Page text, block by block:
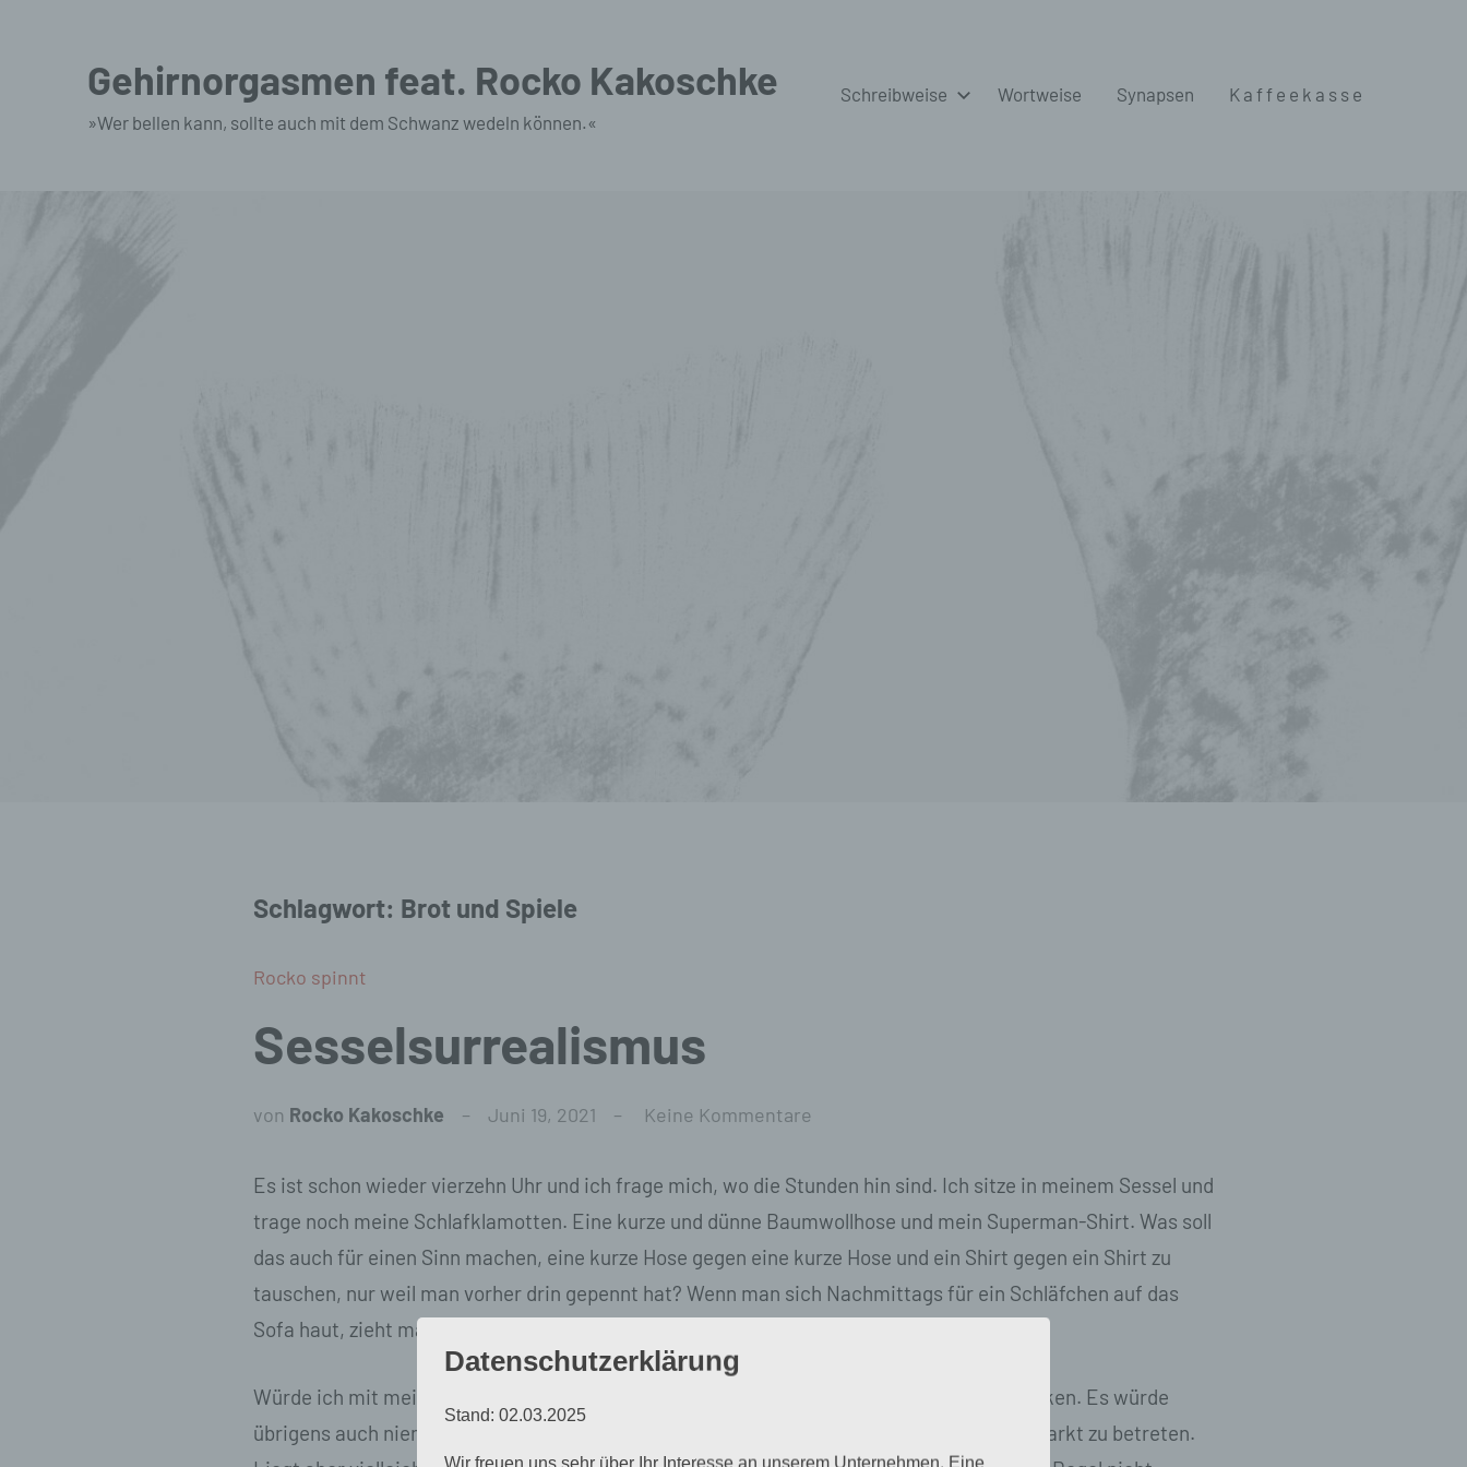
Gehirnorgasmen feat. Rocko Kakoschke
»Wer bellen kann, sollte auch mit dem Schwanz wedeln können.«
Schreibweise Wortweise Synapsen K a f f e e k a s s e
Schlagwort: Brot und Spiele
Rocko spinnt
Sesselsurrealismus
von Rocko Kakoschke Juni 19, 2021 Keine Kommentare
Es ist schon wieder vierzehn Uhr und ich frage mich, wo die Stunden hin sind. Ich sitze in meinem Sessel und
trage noch meine Schlafklamotten. Eine kurze und dünne Baumwollhose und mein Superman-Shirt. Was soll
das auch für einen Sinn machen, eine kurze Hose gegen eine kurze Hose und ein Shirt gegen ein Shirt zu
tauschen, nur weil man vorher drin gepennt hat? Wenn man sich Nachmittags für ein Schläfchen auf das
Sofa haut, zieht man sich doch auch nicht erst um.
Würde ich mit meinen Schlafklamotten in den Supermarkt gehen, niemand würde es merken. Es würde
übrigens auch niemand merken, wie witzig es ist, in einem Superman-Shirt einen Supermarkt zu betreten.
Datenschutzerklärung
Stand: 02.03.2025
Wir freuen uns sehr über Ihr Interesse an unserem Unternehmen. Eine